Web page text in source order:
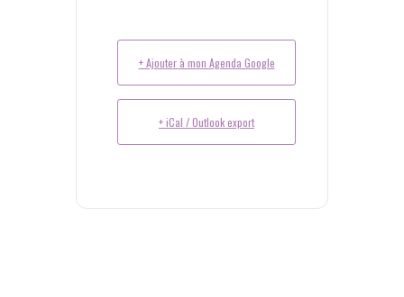
+ Ajouter à mon Agenda Google
+ iCal / Outlook export